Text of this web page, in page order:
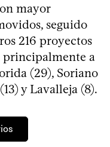
mayor
seguido
216 proyectos
a
(29), Soriano
y Lavalleja (8).